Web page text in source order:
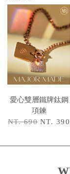
愛心雙層鐵牌鈦鋼
項鍊
NT. 690 NT. 390